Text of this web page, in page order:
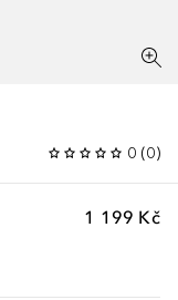
0 (0)
1 199 Kč